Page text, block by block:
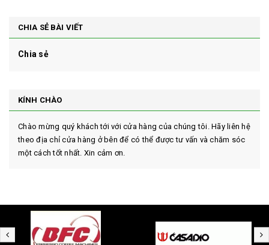
CHIA SẺ BÀI VIẾT
Chia sẻ
KÍNH CHÀO
Chào mừng quý khách tới với cửa hàng của chúng tôi. Hãy liên hệ
theo địa chỉ cửa hàng ở bên để có thể được tư vấn và chăm sóc
một cách tốt nhất. Xin cảm ơn.